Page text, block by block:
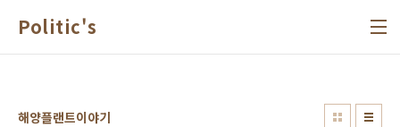
Politic's
해양플랜트이야기